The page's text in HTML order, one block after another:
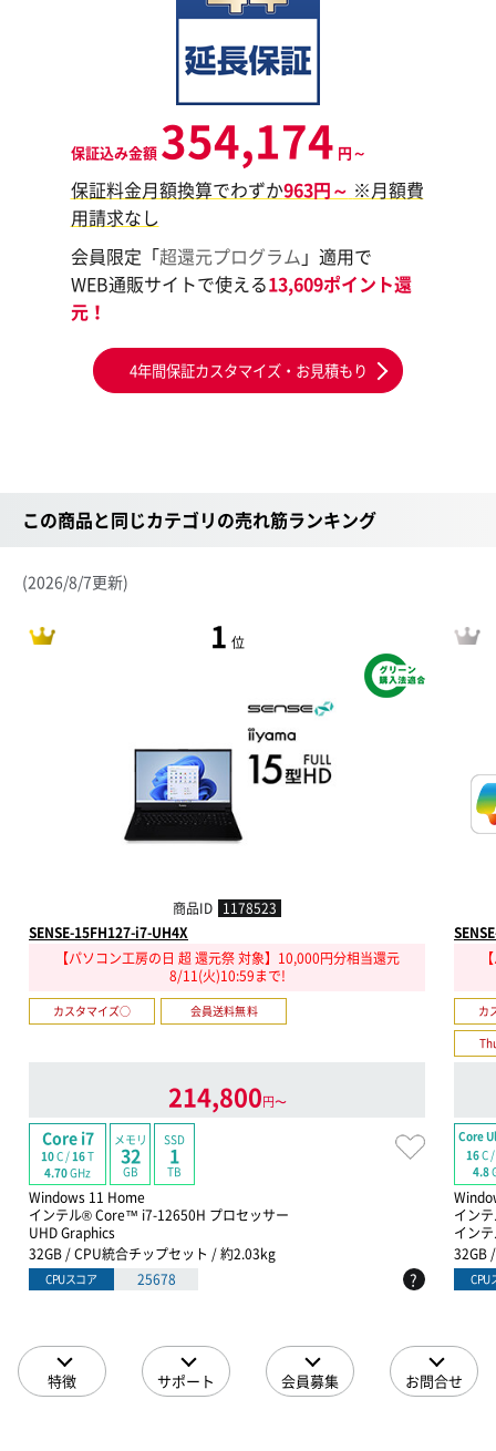
保証込み金額 354,174 円～
保証料金月額換算でわずか963円～ ※月額費
用請求なし
会員限定「超還元プログラム 」適用で
WEB通販サイトで使える13,609ポイント還
元！
4年間保証カスタマイズ・お見積もり
この商品と同じカテゴリの売れ筋ランキング
(2026/8/7更新)
1 位
商品ID 1178523
SENSE-15FH127-i7-UH4X
【パソコン工房の日 超 還元祭 対象】10,000円分相当還元
8/11(火)10:59まで!
カスタマイズ○ 会員送料無料
214,800円〜
Core i7
10C /16T
4.70GHz
メモリ
32
GB
SSD
1
TB
Windows 11 Home
インテル® Core™ i7-12650H プロセッサー
UHD Graphics
32GB / CPU統合チップセット / 約2.03kg
CPUスコア 25678 ?
カ
Core
16C /
4.8
イン
イン
32GB
CPU
特徴 サポート 会員募集 お問合せ